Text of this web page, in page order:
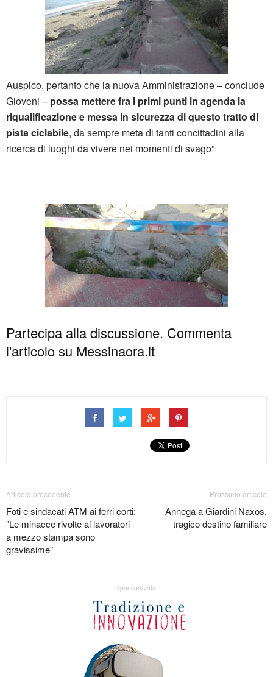
Auspico, pertanto che la nuova Amministrazione – conclude
Gioveni – possa mettere fra i primi punti in agenda la
riqualificazione e messa in sicurezza di questo tratto di
pista ciclabile, da sempre meta di tanti concittadini alla
ricerca di luoghi da vivere nei momenti di svago”
Partecipa alla discussione. Commenta
l'articolo su Messinaora.it
Articolo precedente
Foti e sindacati ATM ai ferri corti:
"Le minacce rivolte ai lavoratori
a mezzo stampa sono
gravissime"
Prossimo articolo
Annega a Giardini Naxos,
tragico destino familiare
sponsorizzata